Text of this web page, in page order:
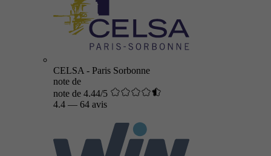
CELSA - Paris Sorbonne
note de
note de 4.44/5
4.4 — 64 avis